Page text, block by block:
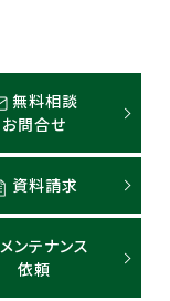
無料相談
お問合せ
資料請求
メンテナンス
依頼